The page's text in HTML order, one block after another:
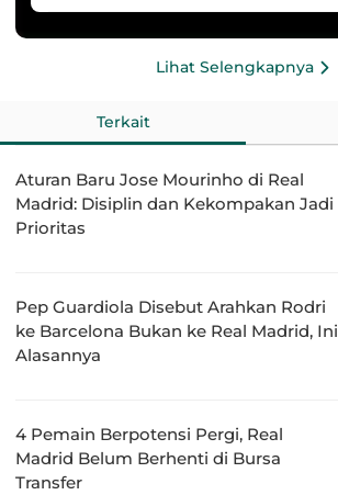
Lihat Selengkapnya
Terkait
Aturan Baru Jose Mourinho di Real
Madrid: Disiplin dan Kekompakan Jadi
Prioritas
Pep Guardiola Disebut Arahkan Rodri
ke Barcelona Bukan ke Real Madrid, Ini
Alasannya
4 Pemain Berpotensi Pergi, Real
Madrid Belum Berhenti di Bursa
Transfer